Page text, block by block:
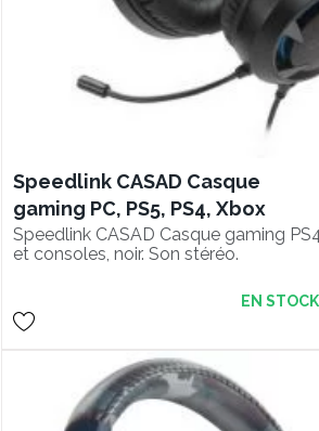
Speedlink CASAD Casque
gaming PC, PS5, PS4, Xbox
series et Switch
Speedlink CASAD Casque gaming
et consoles, noir. Son stéréo.
EN STOCK